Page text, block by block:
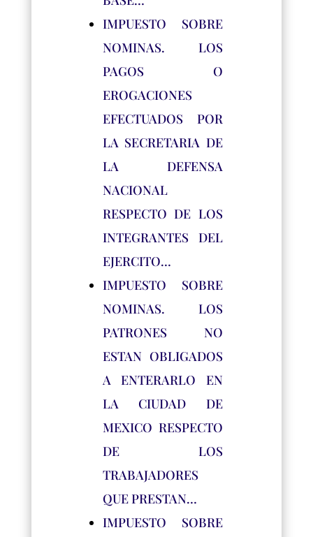
IMPUESTO SOBRE
NOMINAS. LOS
PAGOS O
EROGACIONES
EFECTUADOS POR
LA SECRETARIA DE
LA DEFENSA
NACIONAL
RESPECTO DE LOS
INTEGRANTES DEL
EJERCITO…
IMPUESTO SOBRE
NOMINAS. LOS
PATRONES NO
ESTAN OBLIGADOS
A ENTERARLO EN
LA CIUDAD DE
MEXICO RESPECTO
DE LOS
TRABAJADORES
QUE PRESTAN…
IMPUESTO SOBRE